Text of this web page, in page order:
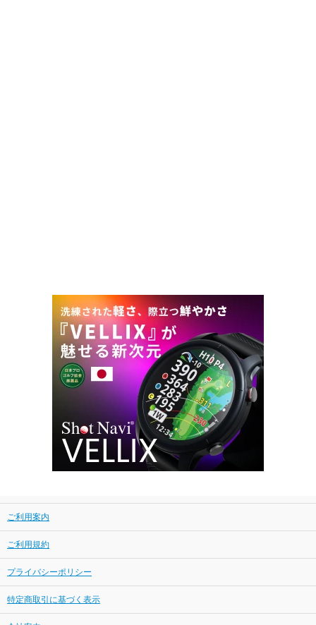
ご利用案内
ご利用規約
プライバシーポリシー
特定商取引に基づく表示